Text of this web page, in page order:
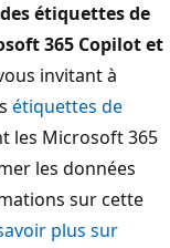
étiquettes de
365 Copilot et
invitant à
étiquettes de
les Microsoft 365
les données
sur cette
plus sur